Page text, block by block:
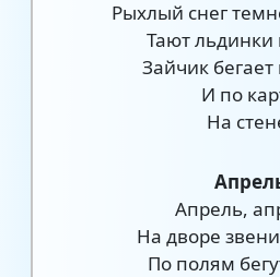
Рыхлый снег
Тают льдинки
Зайчик бегает
И по
На
Апрель,
На дворе
По полям